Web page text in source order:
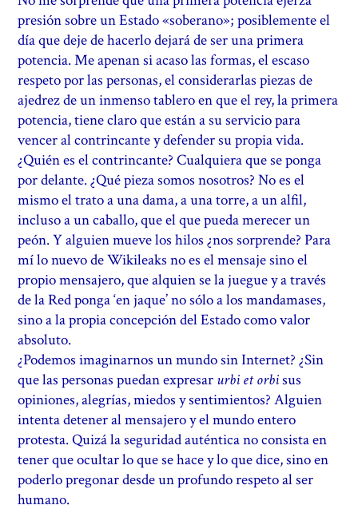
presión sobre un Estado «soberano»; posiblemente el
día que deje de hacerlo dejará de ser una primera
potencia. Me apenan si acaso las formas, el escaso
respeto por las personas, el considerarlas piezas de
ajedrez de un inmenso tablero en que el rey, la primera
potencia, tiene claro que están a su servicio para
vencer al contrincante y defender su propia vida.
¿Quién es el contrincante? Cualquiera que se ponga
por delante. ¿Qué pieza somos nosotros? No es el
mismo el trato a una dama, a una torre, a un alfil,
incluso a un caballo, que el que pueda merecer un
peón. Y alguien mueve los hilos ¿nos sorprende? Para
mí lo nuevo de Wikileaks no es el mensaje sino el
propio mensajero, que alquien se la juegue y a través
de la Red ponga ‘en jaque’ no sólo a los mandamases,
sino a la propia concepción del Estado como valor
absoluto.
¿Podemos imaginarnos un mundo sin Internet? ¿Sin
que las personas puedan expresar urbi et orbisus
opiniones, alegrías, miedos y sentimientos? Alguien
intenta detener al mensajero y el mundo entero
protesta. Quizá la seguridad auténtica no consista en
tener que ocultar lo que se hace y lo que dice, sino en
poderlo pregonar desde un profundo respeto al ser
humano.